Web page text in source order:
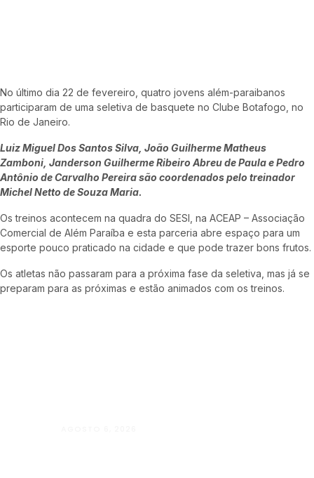
No último dia 22 de fevereiro, quatro jovens além-paraibanos
participaram de uma seletiva de basquete no Clube Botafogo, no
Rio de Janeiro.
Luiz Miguel Dos Santos Silva, João Guilherme Matheus
Zamboni, Janderson Guilherme Ribeiro Abreu de Paula e Pedro
Antônio de Carvalho Pereira são coordenados pelo treinador
Michel Netto de Souza Maria.
Os treinos acontecem na quadra do SESI, na ACEAP – Associação
Comercial de Além Paraíba e esta parceria abre espaço para um
esporte pouco praticado na cidade e que pode trazer bons frutos.
Os atletas não passaram para a próxima fase da seletiva, mas já se
preparam para as próximas e estão animados com os treinos.